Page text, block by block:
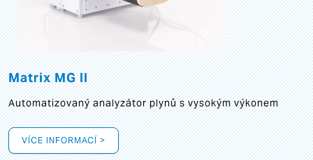
Matrix MG II
Automatizovaný analyzátor plynů s vysokým výkonem
VÍCE INFORMACÍ >